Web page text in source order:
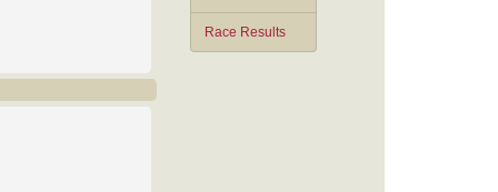
Race Results